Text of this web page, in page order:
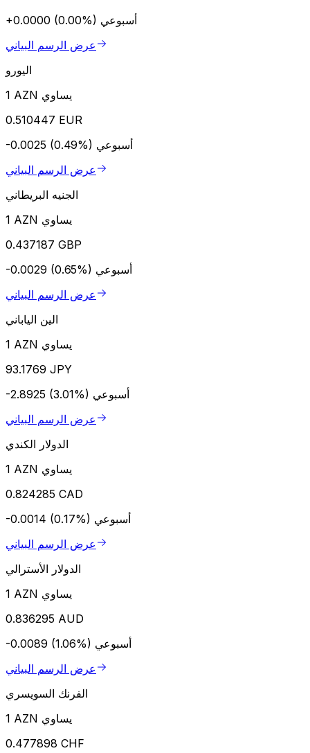
+0.0000 (0.00%) أسبوعي
عرض الرسم البياني
اليورو
1 AZN يساوي
0.510447 EUR
-0.0025 (0.49%) أسبوعي
عرض الرسم البياني
الجنيه البريطاني
1 AZN يساوي
0.437187 GBP
-0.0029 (0.65%) أسبوعي
عرض الرسم البياني
الين الياباني
1 AZN يساوي
93.1769 JPY
-2.8925 (3.01%) أسبوعي
عرض الرسم البياني
الدولار الكندي
1 AZN يساوي
0.824285 CAD
-0.0014 (0.17%) أسبوعي
عرض الرسم البياني
الدولار الأسترالي
1 AZN يساوي
0.836295 AUD
-0.0089 (1.06%) أسبوعي
عرض الرسم البياني
الفرنك السويسري
1 AZN يساوي
0.477898 CHF